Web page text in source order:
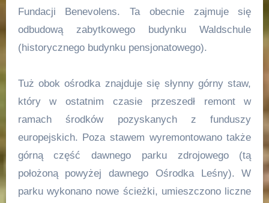
Fundacji Benevolens. Ta obecnie zajmuje się
odbudową zabytkowego budynku Waldschule
(historycznego budynku pensjonatowego).
Tuż obok ośrodka znajduje się słynny górny staw,
który w ostatnim czasie przeszedł remont w
ramach środków pozyskanych z funduszy
europejskich. Poza stawem wyremontowano także
górną część dawnego parku zdrojowego (tą
położoną powyżej dawnego Ośrodka Leśny). W
parku wykonano nowe ścieżki, umieszczono liczne